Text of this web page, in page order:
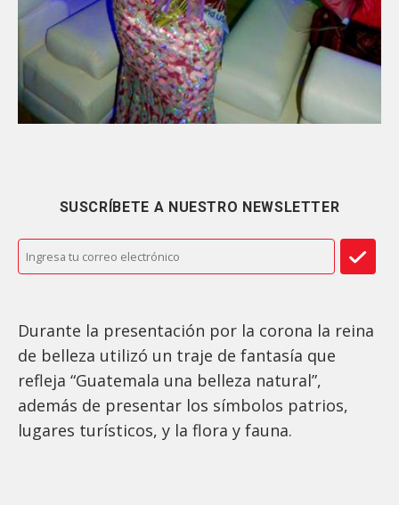
SUSCRÍBETE A NUESTRO NEWSLETTER
Durante la presentación por la corona la reina
de belleza utilizó un traje de fantasía que
refleja “Guatemala una belleza natural”,
además de presentar los símbolos patrios,
lugares turísticos, y la flora y fauna.